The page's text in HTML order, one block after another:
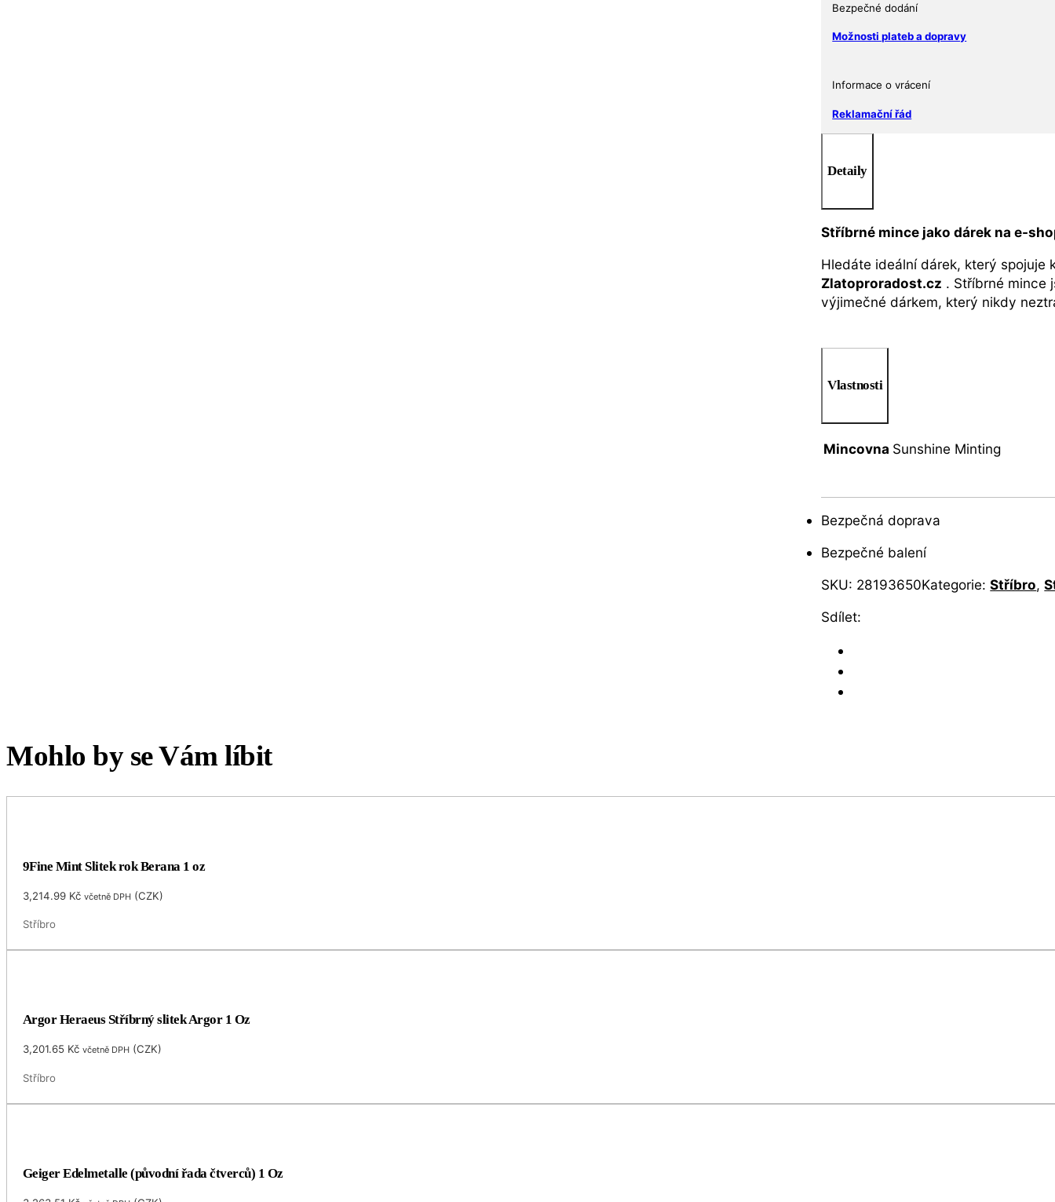
Bezpečné dodání
Možnosti plateb a dopravy
Informace o vrácení
Reklamační řád
Detaily
Stříbrné mince jako dárek na e-
Hledáte ideální dárek, který
Zlatoproradost.cz . Stříbrné mince
výjimečné dárkem, který nikdy
Vlastnosti
Mincovna Sunshine Minting
Bezpečná doprava
Bezpečné balení
SKU: 28193650Kategorie:Stříbro,
Sdílet:
Mohlo by se Vám líbit
9Fine Mint Slitek rok Berana 1 oz
3,214.99 Kč včetně DPH(CZK)
Stříbro
Argor Heraeus Stříbrný slitek Argor 1 Oz
3,201.65 Kč včetně DPH(CZK)
Stříbro
Geiger Edelmetalle (původní řada čtverců) 1 Oz